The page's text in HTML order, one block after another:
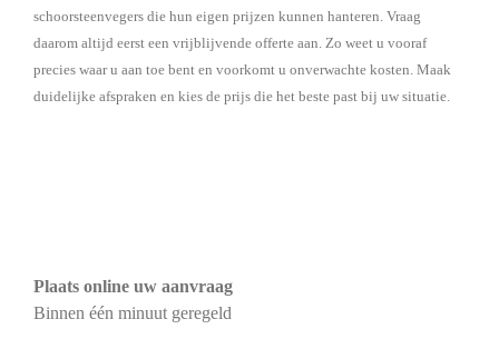
schoorsteenvegers die hun eigen prijzen kunnen hanteren. Vraag
daarom altijd eerst een vrijblijvende offerte aan. Zo weet u vooraf
precies waar u aan toe bent en voorkomt u onverwachte kosten. Maak
duidelijke afspraken en kies de prijs die het beste past bij uw situatie.
Plaats online uw aanvraag
Binnen één minuut geregeld